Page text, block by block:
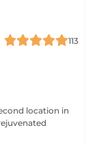
113